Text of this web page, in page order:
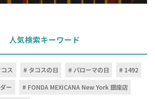
人気検索キーワード
ス タコスの日 パローマの日
1492
ー
FONDA MEXICANA New York 銀座店